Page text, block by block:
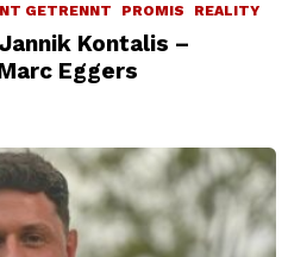
GETRENNT PROMIS REALITY
Kontalis –
Eggers